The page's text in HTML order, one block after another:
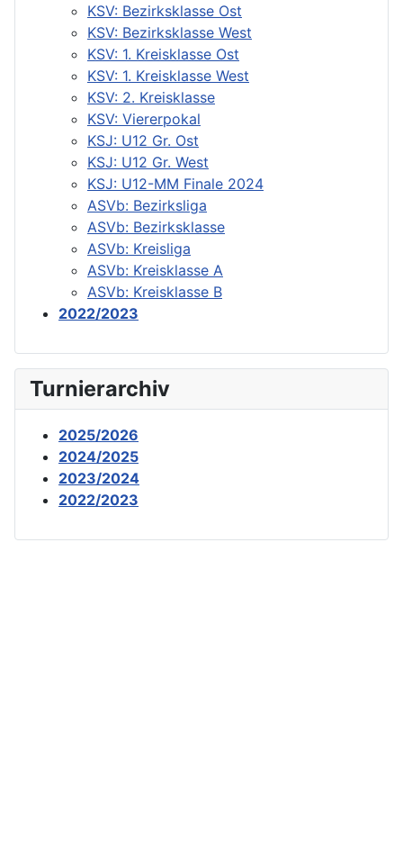
KSV: Bezirksklasse Ost
KSV: Bezirksklasse West
KSV: 1. Kreisklasse Ost
KSV: 1. Kreisklasse West
KSV: 2. Kreisklasse
KSV: Viererpokal
KSJ: U12 Gr. Ost
KSJ: U12 Gr. West
KSJ: U12-MM Finale 2024
ASVb: Bezirksliga
ASVb: Bezirksklasse
ASVb: Kreisliga
ASVb: Kreisklasse A
ASVb: Kreisklasse B
2022/2023
Turnierarchiv
2025/2026
2024/2025
2023/2024
2022/2023